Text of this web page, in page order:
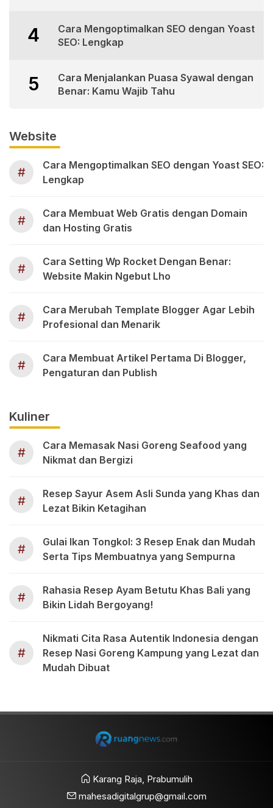
4
Cara Mengoptimalkan SEO dengan Yoast
SEO: Lengkap
5
Cara Menjalankan Puasa Syawal dengan
Benar: Kamu Wajib Tahu
Website
#
Cara Mengoptimalkan SEO dengan Yoast SEO:
Lengkap
#
Cara Membuat Web Gratis dengan Domain
dan Hosting Gratis
#
Cara Setting Wp Rocket Dengan Benar:
Website Makin Ngebut Lho
#
Cara Merubah Template Blogger Agar Lebih
Profesional dan Menarik
#
Cara Membuat Artikel Pertama Di Blogger,
Pengaturan dan Publish
Kuliner
#
Cara Memasak Nasi Goreng Seafood yang
Nikmat dan Bergizi
#
Resep Sayur Asem Asli Sunda yang Khas dan
Lezat Bikin Ketagihan
#
Gulai Ikan Tongkol: 3 Resep Enak dan Mudah
Serta Tips Membuatnya yang Sempurna
#
Rahasia Resep Ayam Betutu Khas Bali yang
Bikin Lidah Bergoyang!
#
Nikmati Cita Rasa Autentik Indonesia dengan
Resep Nasi Goreng Kampung yang Lezat dan
Mudah Dibuat
Karang Raja, Prabumulih
mahesadigitalgrup@gmail.com